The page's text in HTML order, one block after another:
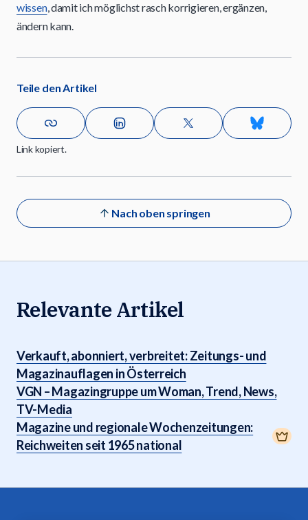
wissen, damit ich möglichst rasch korrigieren, ergänzen,
ändern kann.
Teile den Artikel
Link kopiert.
Nach oben springen
Relevante Artikel
Verkauft, abonniert, verbreitet: Zeitungs- und
Magazinauflagen in Österreich
VGN – Magazingruppe um Woman, Trend, News,
TV-Media
Magazine und regionale Wochenzeitungen:
Reichweiten seit 1965 national